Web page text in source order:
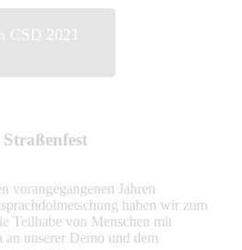
CSD 2021
vorangegangenen Jahren
haben wir zum
Teilhabe von Menschen mit
an unserer Demo und dem